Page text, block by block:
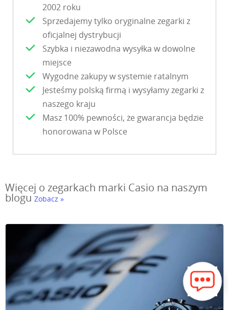
2002 roku
Sprzedajemy tylko oryginalne zegarki z
oficjalnej dystrybucji
Szybka i niezawodna wysyłka w dowolne
miejsce
Wygodne zakupy w systemie ratalnym
Jesteśmy polską firmą i wysyłamy zegarki z
naszego kraju
Masz 100% pewności, że gwarancja będzie
honorowana w Polsce
Więcej o zegarkach marki Casio na naszym
bloguZobacz »